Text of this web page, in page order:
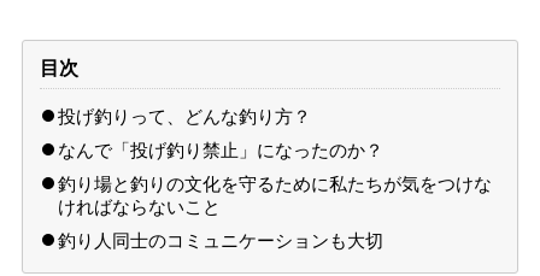
目次
投げ釣りって、どんな釣り方？
なんで「投げ釣り禁止」になったのか？
釣り場と釣りの文化を守るために私たちが気をつけな
ければならないこと
釣り人同士のコミュニケーションも大切